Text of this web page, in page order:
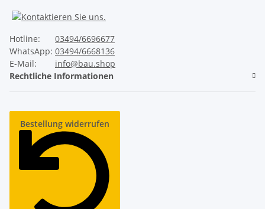
Industrie-Sicherheitsausstattung
Unser ThermoTeck
Normale Billig-Rolltore
Lange Lebensdauer
Hotline:
03494/6696677
WhatsApp: 03494/6668136
E-Mail:
info@bau.shop
Rechtliche Informationen
Bestellung widerrufen